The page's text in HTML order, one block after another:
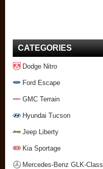
CATEGORIES
Dodge Nitro
Ford Escape
GMC Terrain
Hyundai Tucson
Jeep Liberty
Kia Sportage
Mercedes-Benz GLK-Class